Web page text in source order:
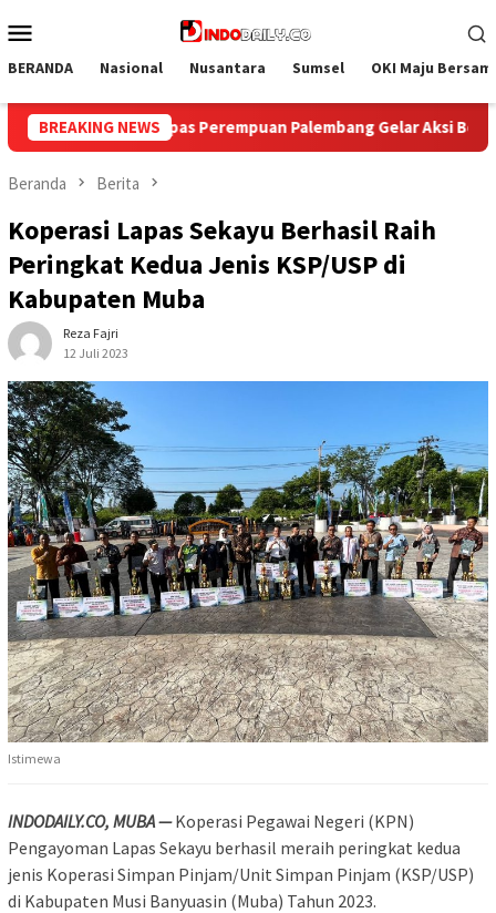
ke
Mobile
BERANDA Nasional Nusantara Sumsel OKI Maju
BREAKING NEWS
Gelar Aksi Bersih Kemerdekaan, Kobarkan Semangat
Beranda Berita
Koperasi Lapas Sekayu Berhasil Raih
Peringkat Kedua Jenis KSP/USP di
Kabupaten Muba
Reza Fajri
12 Juli 2023
Istimewa
INDODAILY.CO, MUBA — Koperasi Pegawai Negeri (KPN)
Pengayoman Lapas Sekayu berhasil meraih peringkat kedua
jenis Koperasi Simpan Pinjam/Unit Simpan Pinjam (KSP/USP)
di Kabupaten Musi Banyuasin (Muba) Tahun 2023.